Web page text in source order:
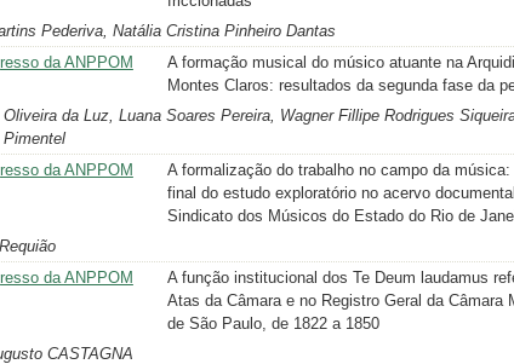
Pederiva, Natália Cristina Pinheiro Dantas
da ANPPOM
A formação musical do músico atuante na
Montes Claros: resultados da segunda fase da
Oliveira da Luz, Luana Soares Pereira, Wagner Fillipe Rodrigues
Pimentel
da ANPPOM
A formalização do trabalho no campo da música:
final do estudo exploratório no acervo
Sindicato dos Músicos do Estado do Rio de
da ANPPOM
A função institucional dos Te Deum laudamus
Atas da Câmara e no Registro Geral da Câmara
de São Paulo, de 1822 a 1850
CASTAGNA